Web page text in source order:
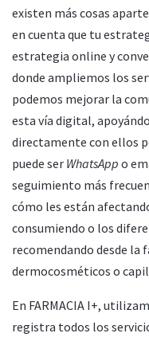
existen más cosas
en cuenta que tu
estrategia online y
donde ampliemos los
podemos mejorar la
esta vía digital,
directamente con ellos
puede ser WhatsApp o
seguimiento más
cómo les están
consumiendo o los
recomendando desde
dermocosméticos o
En FARMACIA I+,
registra todos los